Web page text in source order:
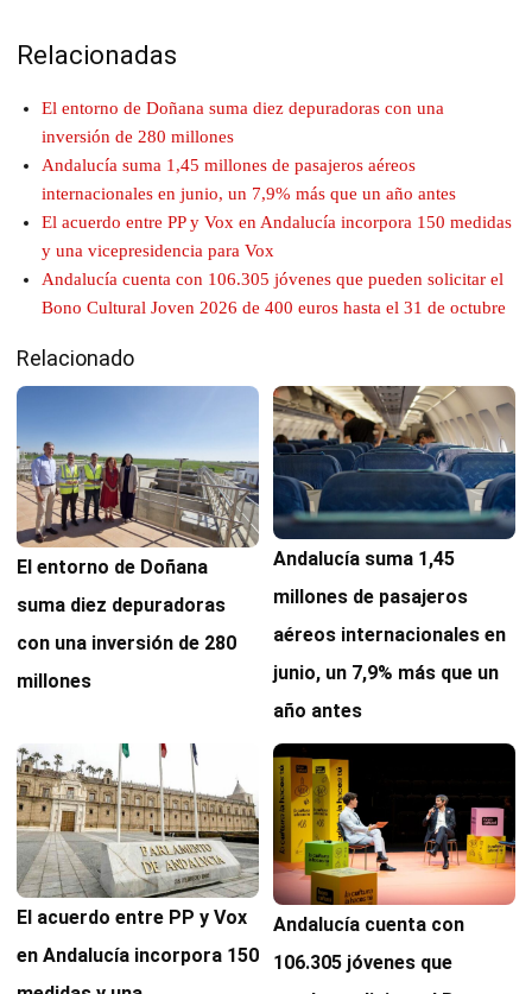
Relacionadas
El entorno de Doñana suma diez depuradoras con una
inversión de 280 millones
Andalucía suma 1,45 millones de pasajeros aéreos
internacionales en junio, un 7,9% más que un año antes
El acuerdo entre PP y Vox en Andalucía incorpora 150 medidas
y una vicepresidencia para Vox
Andalucía cuenta con 106.305 jóvenes que pueden solicitar el
Bono Cultural Joven 2026 de 400 euros hasta el 31 de octubre
Relacionado
El entorno de Doñana
suma diez depuradoras
con una inversión de 280
millones
Andalucía suma 1,45
millones de pasajeros
aéreos internacionales en
junio, un 7,9% más que un
año antes
El acuerdo entre PP y Vox
en Andalucía incorpora 150
Andalucía cuenta con
106.305 jóvenes que